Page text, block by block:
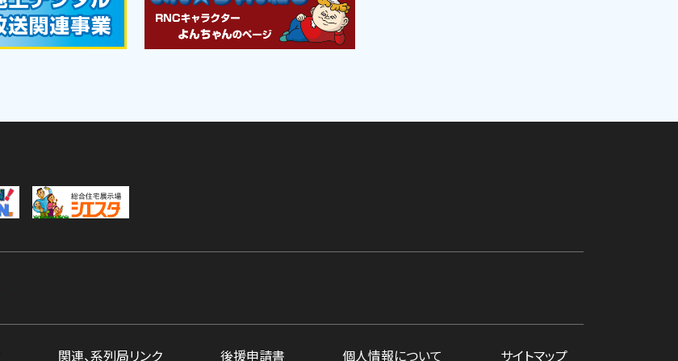
関連、系列局リンク 後援申請書 個人情報について サイトマップ